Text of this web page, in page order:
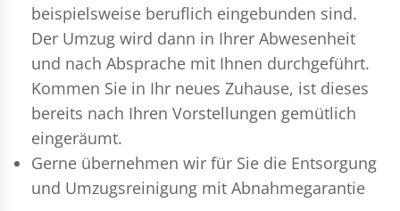
beispielsweise beruflich eingebunden sind.
Der Umzug wird dann in Ihrer Abwesenheit
und nach Absprache mit Ihnen durchgeführt.
Kommen Sie in Ihr neues Zuhause, ist dieses
bereits nach Ihren Vorstellungen gemütlich
eingeräumt.
Gerne übernehmen wir für Sie die Entsorgung
und Umzugsreinigung mit Abnahmegarantie